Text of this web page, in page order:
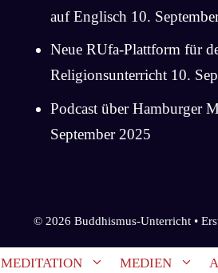
auf Englisch 10.
Neue RUfa-Plattform für
Religionsunterricht 10.
Podcast über Hamburger
September 2025
© 2026 Buddhismus-Unterricht•
MEDITATION MEDIEN